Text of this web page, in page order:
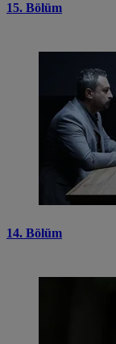
15. Bölüm
14. Bölüm